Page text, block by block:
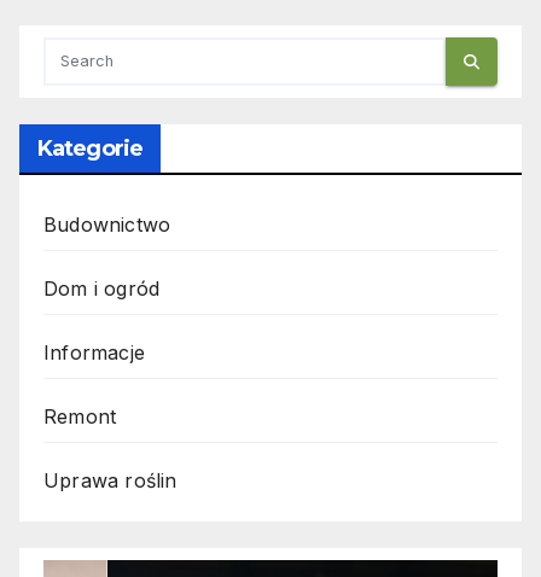
Kategorie
Budownictwo
Dom i ogród
Informacje
Remont
Uprawa roślin